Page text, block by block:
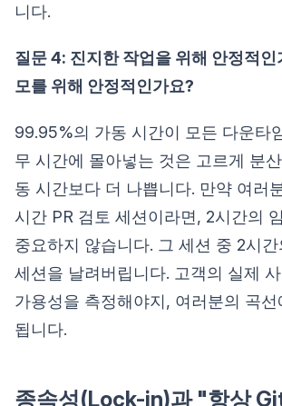
니다.
질문 4: 진지한 작업을 위해 안정적인
모를 위해 안정적인가요?
99.95%의 가동 시간이 모든 다운타
무 시간에 몰아넣는 것은 고르게 분
동 시간보다 더 나쁩니다. 만약 여러
시간 PR 검토 세션이라면, 2시간의
중요하지 않습니다. 그 세션 중 2시
세션을 날려버립니다. 고객의 실제
가용성을 측정해야지, 여러분의 곡
됩니다.
종속성(Lock-in)과 "항상